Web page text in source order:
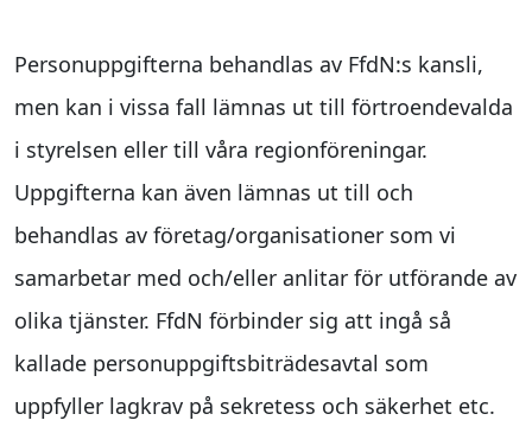
Personuppgifterna behandlas av FfdN:s kansli,
men kan i vissa fall lämnas ut till förtroendevalda
i styrelsen eller till våra regionföreningar.
Uppgifterna kan även lämnas ut till och
behandlas av företag/organisationer som vi
samarbetar med och/eller anlitar för utförande av
olika tjänster. FfdN förbinder sig att ingå så
kallade personuppgiftsbiträdesavtal som
uppfyller lagkrav på sekretess och säkerhet etc.